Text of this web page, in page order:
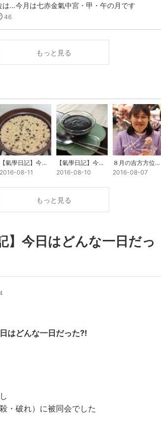
は…今月は七赤金氣中宮・甲・午の月です
46
もっと見る
【氣學日記】今日はどんな一日だった⁈
2016-08-11
【氣學日記】今日はどんな一日だった⁈
2016-08-10
８月の吉方方位は…今月は五黄土氣中宮・丙・申の月です
2016-08-07
もっと見る
】今日はどんな一日だっ
日はどんな一日だった⁈
殺・破れ）に被同会でした